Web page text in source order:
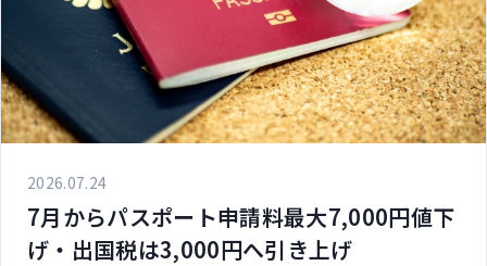
2026.07.24
7月からパスポート申請料最大7,000円値下
げ・出国税は3,000円へ引き上げ